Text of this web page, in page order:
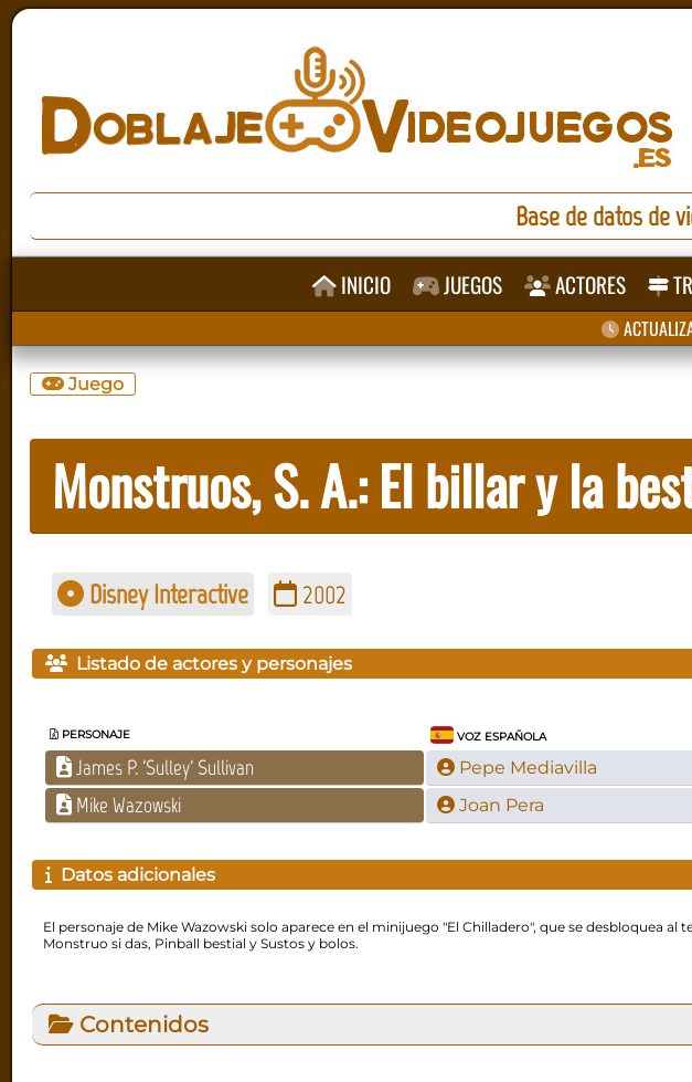
Base de datos de
INICIO JUEGOS ACTORES
Juego
Monstruos, S. A.: El billar y la
Disney Interactive 2002
Listado de actores y personajes
PERSONAJE VOZ ESPAÑOLA
James P. 'Sulley' Sullivan Pepe Mediavilla
Mike Wazowski Joan Pera
Datos adicionales
El personaje de Mike Wazowski solo aparece en el minijuego "El Chilladero", que se desbloquea
Monstruo si das, Pinball bestial y Sustos y bolos.
Contenidos